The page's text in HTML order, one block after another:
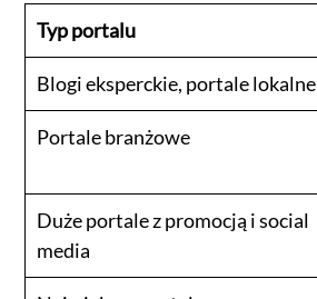
Typ portalu
Blogi eksperckie, portale lokalne
Portale branżowe
Duże portale z promocją i social
media